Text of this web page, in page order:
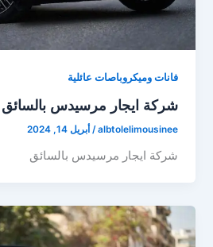
فانات وميكروباصات عائلية
شركة ايجار مرسيدس بالسائق
albtolelimousinee
/ أبريل 14, 2024
شركة ايجار مرسيدس بالسائق